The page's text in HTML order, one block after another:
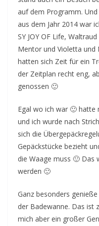
auf dem Programm.
aus dem Jahr 2014 war
SY JOY OF Life,
Mentor und Violetta und
hatten sich Zeit für ein
der Zeitplan recht eng,
genossen 🙂
Egal wo ich war 🙂
und ich wurde nach
sich die
Gepäckstücke bezieht
die Waage muss 🙂 Das
werden 🙂
Ganz besonders
der Badewanne. Das ist
mich aber ein großer